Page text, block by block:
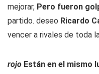
mejorar, Pero fueron
partido. deseo Ricardo
vencer a rivales de toda
rojo Están en el mismo